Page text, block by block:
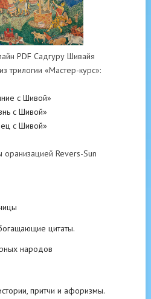
PDF Садгуру Шивайя
трилогии «Мастер-курс»:
с Шивой»
с Шивой»
с Шивой»
Revers-Sun
цитаты.
народов
притчи и афоризмы.